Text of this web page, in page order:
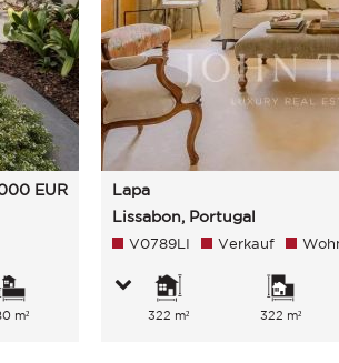
EUR
m²
Lapa
Lissabon, Portugal
V0789LI Verkauf
322 m² 322 m²